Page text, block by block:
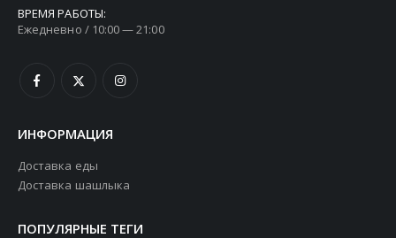
ВРЕМЯ РАБОТЫ:
Ежедневно / 10:00 — 21:00
ИНФОРМАЦИЯ
Доставка еды
Доставка шашлыка
ПОПУЛЯРНЫЕ ТЕГИ